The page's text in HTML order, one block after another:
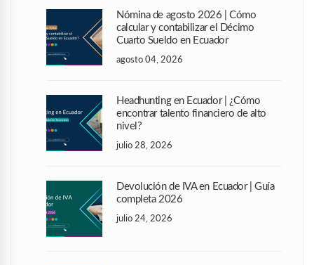
Nómina de agosto 2026 | Cómo
calcular y contabilizar el Décimo
Cuarto Sueldo en Ecuador
agosto 04, 2026
Headhunting en Ecuador | ¿Cómo
encontrar talento financiero de alto
nivel?
julio 28, 2026
Devolución de IVA en Ecuador | Guía
completa 2026
julio 24, 2026